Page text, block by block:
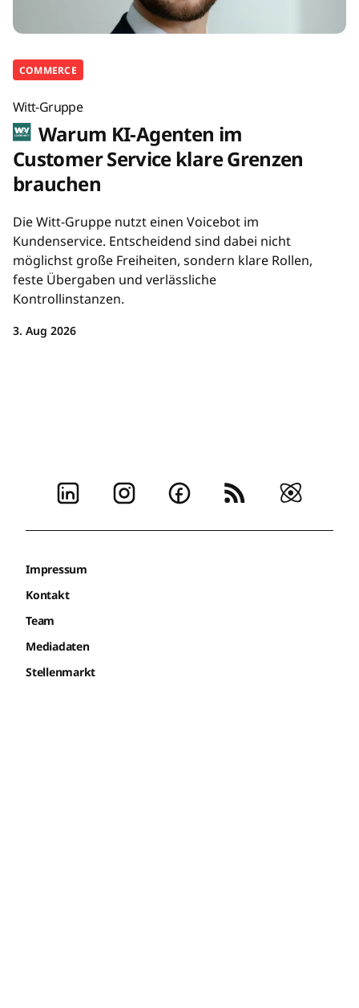
COMMERCE
Witt-Gruppe
Warum KI-Agenten im
Customer Service klare Grenzen
brauchen
Die Witt-Gruppe nutzt einen Voicebot im
Kundenservice. Entscheidend sind dabei nicht
möglichst große Freiheiten, sondern klare Rollen,
feste Übergaben und verlässliche
Kontrollinstanzen.
3. Aug 2026
Impressum
Kontakt
Team
Mediadaten
Stellenmarkt